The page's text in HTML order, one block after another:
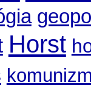
Horst